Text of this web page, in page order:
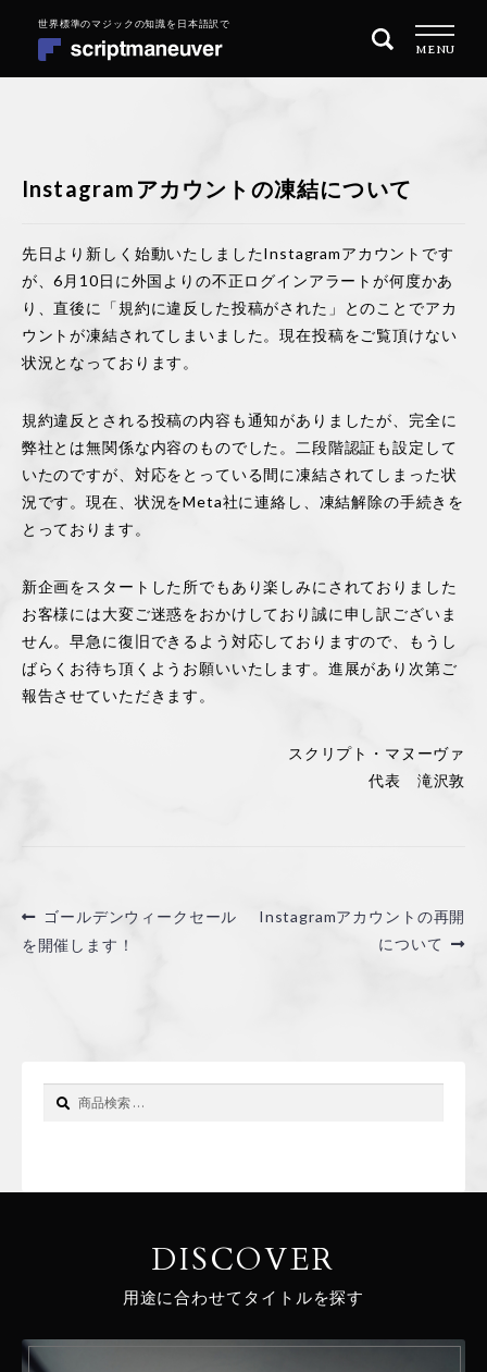
MAGIC 101 マジックの始め方
REPERTOIRE レパートリーを増やす
QUARITY OF PERFORMANCE 演技の質を高めたい
会社概要
特定商取引に基づく表記
コラム
ナ
ビ
ゲ
ン
ス
キ
ッ
プ
コ
ン
テ
ス
ッ
プ
MENU
Instagramアカウントの凍結について
先日より新しく始動いたしましたInstagramアカウントです
が、6月10日に外国よりの不正ログインアラートが何度かあ
り、直後に「規約に違反した投稿がされた」とのことでアカ
ウントが凍結されてしまいました。現在投稿をご覧頂けない
状況となっております。
規約違反とされる投稿の内容も通知がありましたが、完全に
弊社とは無関係な内容のものでした。二段階認証も設定して
いたのですが、対応をとっている間に凍結されてしまった状
況です。現在、状況をMeta社に連絡し、凍結解除の手続きを
とっております。
新企画をスタートした所でもあり楽しみにされておりました
お客様には大変ご迷惑をおかけしており誠に申し訳ございま
せん。早急に復旧できるよう対応しておりますので、もうし
ばらくお待ち頂くようお願いいたします。進展があり次第ご
報告させていただきます。
スクリプト・マヌーヴァ
代表 滝沢敦
投
稿
前
の
ゴールデンウィークセール
を開催します！
次
Instagramアカウントの再開
について
DISCOVER
用途に合わせてタイトルを探す